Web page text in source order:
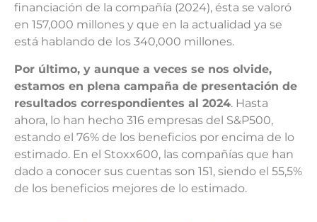
financiación de la compañía (2024), ésta se valoró
en 157,000 millones y que en la actualidad ya se
está hablando de los 340,000 millones.
Por último, y aunque a veces se nos olvide,
estamos en plena campaña de presentación de
resultados correspondientes al 2024. Hasta
ahora, lo han hecho 316 empresas del S&P500,
estando el 76% de los beneficios por encima de lo
estimado. En el Stoxx600, las compañías que han
dado a conocer sus cuentas son 151, siendo el 55,5%
de los beneficios mejores de lo estimado.